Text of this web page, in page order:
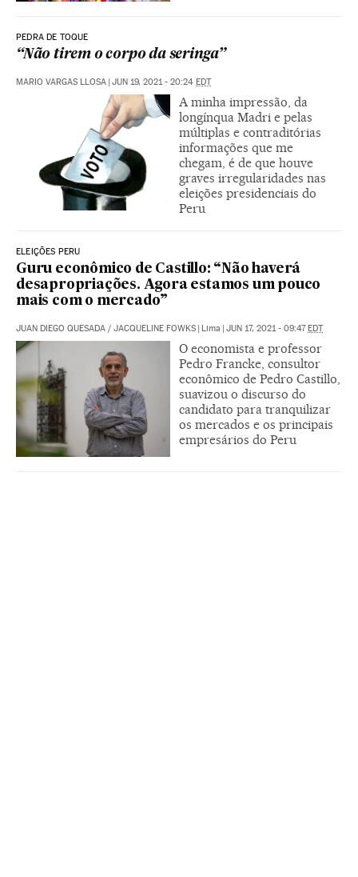
PEDRA DE TOQUE
“Não tirem o corpo da seringa”
MARIO VARGAS LLOSA | JUN 19, 2021 - 20:24 EDT
A minha impressão, da
longínqua Madri e pelas
múltiplas e contraditórias
informações que me
chegam, é de que houve
graves irregularidades nas
eleições presidenciais do
Peru
ELEIÇÕES PERU
Guru econômico de Castillo: “Não haverá
desapropriações. Agora estamos um pouco
mais com o mercado”
JUAN DIEGO QUESADA / JACQUELINE FOWKS | Lima | JUN 17, 2021 - 09:47EDT
O economista e professor
Pedro Francke, consultor
econômico de Pedro Castillo,
suavizou o discurso do
candidato para tranquilizar
os mercados e os principais
empresários do Peru